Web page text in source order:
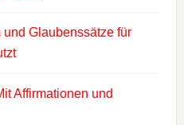
Glaubenssätze für
Affirmationen und